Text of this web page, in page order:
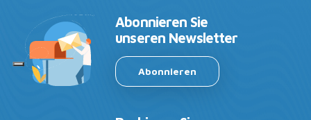
Abonnieren Sie
unseren Newsletter
Abonnieren